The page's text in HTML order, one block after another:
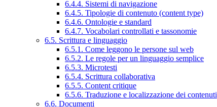
6.4.4. Sistemi di navigazione
6.4.5. Tipologie di contenuto (content type)
6.4.6. Ontologie e standard
6.4.7. Vocabolari controllati e tassonomie
6.5. Scrittura e linguaggio
6.5.1. Come leggono le persone sul web
6.5.2. Le regole per un linguaggio semplice
6.5.3. Microtesti
6.5.4. Scrittura collaborativa
6.5.5. Content critique
6.5.6. Traduzione e localizzazione dei contenuti
6.6. Documenti